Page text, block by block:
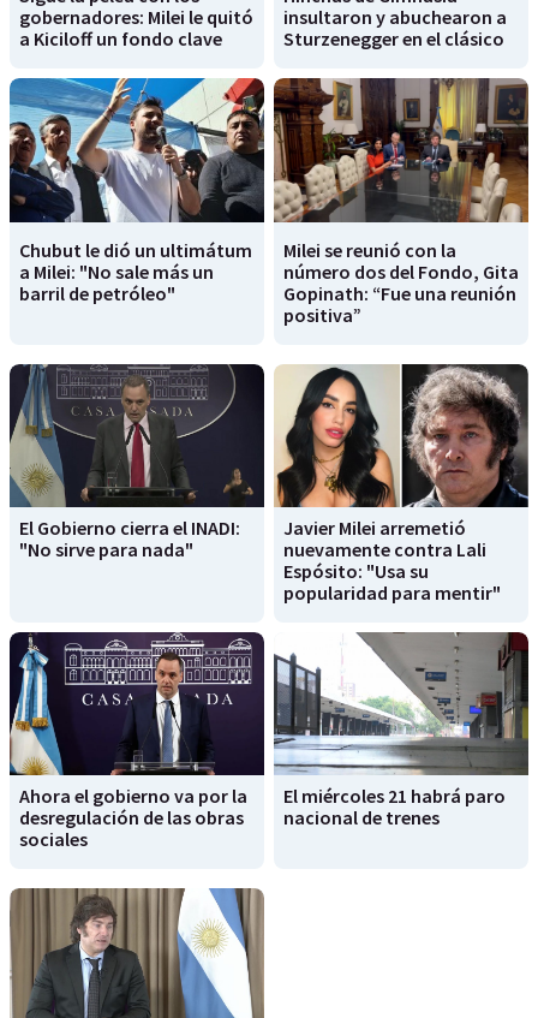
gobernadores: Milei le quitó
a Kiciloff un fondo clave
insultaron y abuchearon a
Sturzenegger en el clásico
Chubut le dió un ultimátum
a Milei: "No sale más un
barril de petróleo"
Milei se reunió con la
número dos del Fondo, Gita
Gopinath: “Fue una reunión
positiva”
El Gobierno cierra el INADI:
"No sirve para nada"
Javier Milei arremetió
nuevamente contra Lali
Espósito: "Usa su
popularidad para mentir"
Ahora el gobierno va por la
desregulación de las obras
sociales
El miércoles 21 habrá paro
nacional de trenes